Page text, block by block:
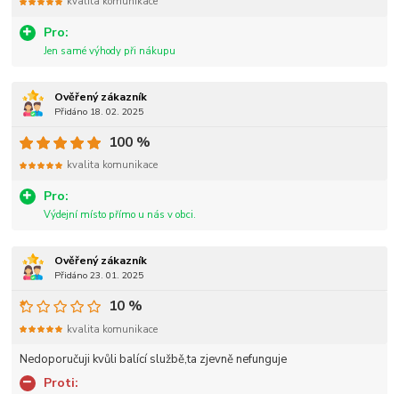
Pro:
Jen samé výhody při nákupu
Ověřený zákazník
Přidáno 18. 02. 2025
Pro:
Výdejní místo přímo u nás v obci.
100 %
kvalita komunikace
Ověřený zákazník
Přidáno 23. 01. 2025
Nedoporučuji kvůli balící službě,ta zjevně nefunguje
Proti:
10 %
kvalita komunikace